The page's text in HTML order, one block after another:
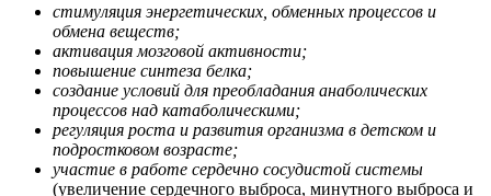
стимуляция энергетических, обменных процессов и
обмена веществ;
активация мозговой активности;
повышение синтеза белка;
создание условий для преобладания анаболических
процессов над катаболическими;
регуляция роста и развития организма в детском и
подростковом возрасте;
участие в работе сердечно сосудистой системы
(увеличение сердечного выброса, минутного выброса и